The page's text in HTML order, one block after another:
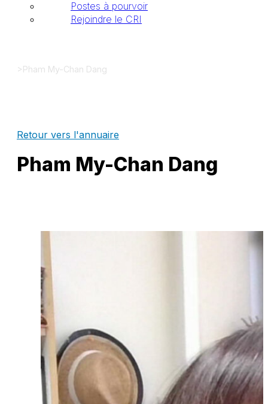
Postes à pourvoir
Rejoindre le CRI
>Pham My-Chan Dang
Retour vers l'annuaire
Pham My-Chan Dang